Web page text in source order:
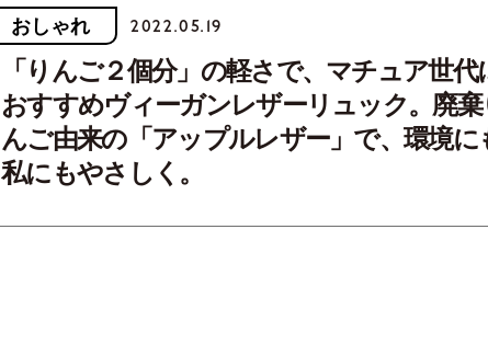
おしゃれ 2022.05.19
「りんご２個分」の軽さで、マチュア世代
おすすめヴィーガンレザーリュック。廃棄
んご由来の「アップルレザー」で、環境に
私にもやさしく。